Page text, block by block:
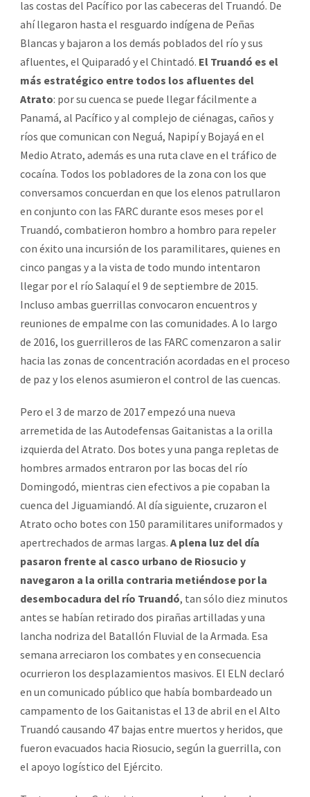
las costas del Pacífico por las cabeceras del Truandó. De
ahí llegaron hasta el resguardo indígena de Peñas
Blancas y bajaron a los demás poblados del río y sus
afluentes, el Quiparadó y el Chintadó. El Truandó es el
más estratégico entre todos los afluentes del
Atrato: por su cuenca se puede llegar fácilmente a
Panamá, al Pacífico y al complejo de ciénagas, caños y
ríos que comunican con Neguá, Napipí y Bojayá en el
Medio Atrato, además es una ruta clave en el tráfico de
cocaína. Todos los pobladores de la zona con los que
conversamos concuerdan en que los elenos patrullaron
en conjunto con las FARC durante esos meses por el
Truandó, combatieron hombro a hombro para repeler
con éxito una incursión de los paramilitares, quienes en
cinco pangas y a la vista de todo mundo intentaron
llegar por el río Salaquí el 9 de septiembre de 2015.
Incluso ambas guerrillas convocaron encuentros y
reuniones de empalme con las comunidades. A lo largo
de 2016, los guerrilleros de las FARC comenzaron a salir
hacia las zonas de concentración acordadas en el proceso
de paz y los elenos asumieron el control de las cuencas.
Pero el 3 de marzo de 2017 empezó una nueva
arremetida de las Autodefensas Gaitanistas a la orilla
izquierda del Atrato. Dos botes y una panga repletas de
hombres armados entraron por las bocas del río
Domingodó, mientras cien efectivos a pie copaban la
cuenca del Jiguamiandó. Al día siguiente, cruzaron el
Atrato ocho botes con 150 paramilitares uniformados y
apertrechados de armas largas. A plena luz del día
pasaron frente al casco urbano de Riosucio y
navegaron a la orilla contraria metiéndose por la
desembocadura del río Truandó, tan sólo diez minutos
antes se habían retirado dos pirañas artilladas y una
lancha nodriza del Batallón Fluvial de la Armada. Esa
semana arreciaron los combates y en consecuencia
ocurrieron los desplazamientos masivos. El ELN declaró
en un comunicado público que había bombardeado un
campamento de los Gaitanistas el 13 de abril en el Alto
Truandó causando 47 bajas entre muertos y heridos, que
fueron evacuados hacia Riosucio, según la guerrilla, con
el apoyo logístico del Ejército.